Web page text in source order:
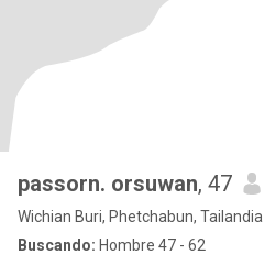
passorn. orsuwan, 47
Wichian Buri, Phetchabun, Tailandia
Buscando: Hombre 47 - 62